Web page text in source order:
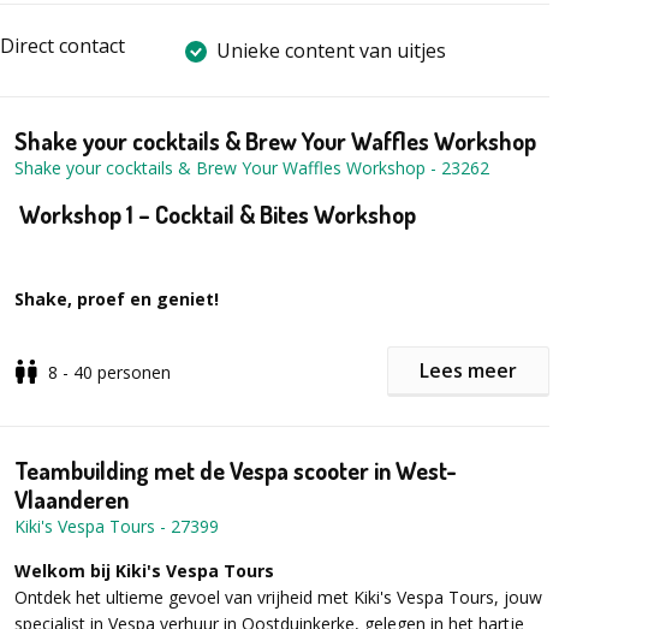
Direct contact Unieke content van uitjes
Shake your cocktails & Brew Your Waffles Workshop
Shake your cocktails & Brew Your Waffles Workshop - 23262
Workshop 1 – Cocktail & Bites Workshop
Shake, proef en geniet!
Beleef samen een stijlvolle en gezellige workshop waarin cocktails
cocktails. Elke cocktail wordt gecombineerd met een zorgvuldig
geselecteerde bite, zodat smaken perfect samenkomen.
Wat mag je verwachten?
8 - 40 personen Lees meer
Teambuilding met de Vespa scooter in West-
Vlaanderen
Kiki's Vespa Tours - 27399
Welkom bij Kiki's Vespa Tours
Ontdek het ultieme gevoel van vrijheid met Kiki's Vespa Tours, jouw
specialist in Vespa verhuur in Oostduinkerke, gelegen in het hartje